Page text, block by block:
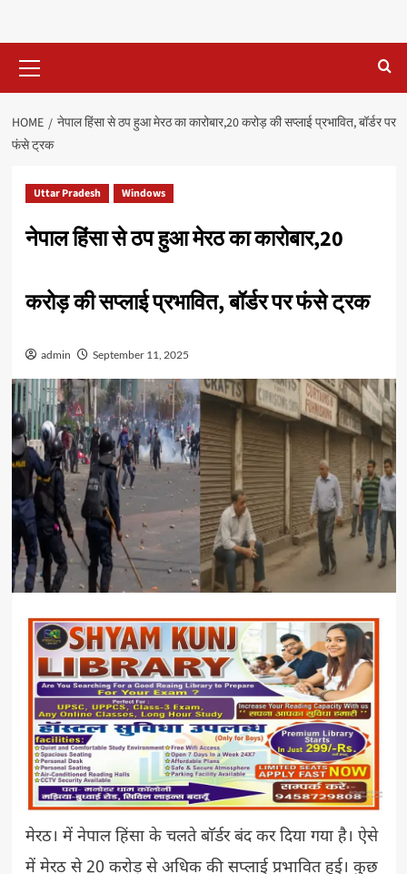
Menu
HOME
नेपाल हिंसा से ठप हुआ मेरठ का कारोबार,20 करोड़ की सप्लाई प्रभावित, बॉर्डर पर
फंसे ट्रक
Uttar Pradesh Windows
नेपाल हिंसा से ठप हुआ मेरठ का कारोबार,20
करोड़ की सप्लाई प्रभावित, बॉर्डर पर फंसे ट्रक
admin September 11, 2025
मेरठ। में नेपाल हिंसा के चलते बाॅर्डर बंद कर दिया गया है। ऐसे
में मेरठ से 20 करोड़ से अधिक की सप्लाई प्रभावित हुई। कुछ